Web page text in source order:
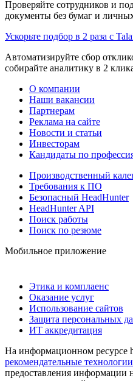
Проверяйте сотрудников и
документы без бумаг и
Ускорьте подбор в 2 раза с
Автоматизируйте сбор
собирайте аналитику в 2
О компании
Наши вакансии
Партнерам
Реклама на сайте
Новости и статьи
Инвесторам
Кандидаты по
Производственный
Требования к ПО
Безопасный HeadHunter
HeadHunter API
Поиск работы
Поиск по резюме
Мобильное приложение
Этика и комплаенс
Оказание услуг
Использование сайтов
Защита персональных
ИТ аккредитация
На информационном ресурсе
рекомендательные технологии
предоставления информации